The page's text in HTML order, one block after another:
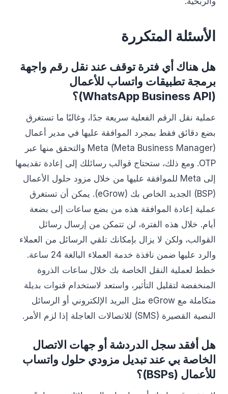
الأسئلة المتكررة
هل هناك أي فترة توقف عند نقل رقم واجهة
برمجة تطبيقات واتساب للأعمال
(WhatsApp Business API)؟
عملية نقل الرقم الفعلية سريعة جدًا، وغالبًا ما تستغرق
بضع دقائق فقط بمجرد الموافقة عليها في مدير أعمال
Meta (Meta Business Manager) والتحقق منها عبر
OTP. ومع ذلك، ستحتاج قوالب رسائلك إلى إعادة تقديمها
إلى Meta للموافقة عليها من خلال مزود حلول الأعمال
(BSP) الجديد الخاص بك (eGrow). يمكن أن تستغرق
عملية إعادة الموافقة هذه من بضع ساعات إلى بضعة
أيام. خلال هذه الفترة، لن تتمكن من إرسال رسائل
القوالب، ولكن لا يزال بإمكانك تلقي الرسائل من العملاء
والرد عليها ضمن نافذة خدمة العملاء البالغة 24 ساعة.
خطط لعملية النقل الخاصة بك خلال ساعات الذروة
المنخفضة لتقليل التأثير، واستعد لاستخدام قنوات بديلة
متكاملة مع eGrow مثل البريد الإلكتروني أو الرسائل
النصية القصيرة (SMS) للاتصالات العاجلة إذا لزم الأمر.
هل أفقد سجل الدردشة أو جهات الاتصال
الخاصة بي عند تبديل مزودي حلول واتساب
للأعمال (BSPs)؟